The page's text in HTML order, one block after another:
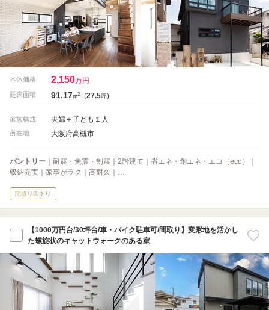
本体価格 2,150万円
延床面積 91.17m2 (27.5坪)
家族構成 夫婦＋子ども１人
所在地 大阪府高槻市
パントリー ｜耐震・免震・制震｜2階建て｜省エネ・創エネ・エコ（eco）｜
収納充実｜家事がラク｜高耐久｜…
間取り図あり
【1000万円台/30坪台/車・バイク駐車可/間取り】変形地を活かし
た螺旋状のキャットウォークのある家